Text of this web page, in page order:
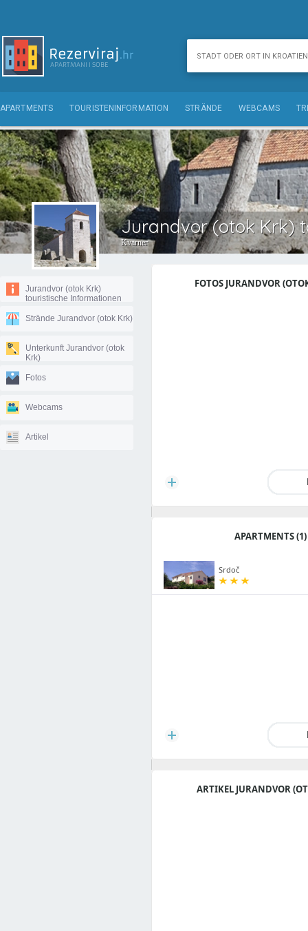
APARTMENTS TOURISTENINFORMATION STRÄNDE WEBCAMS
Jurandvor (otok Krk)
Kvarner
Jurandvor (otok Krk)
touristische Informationen
Strände Jurandvor (otok Krk)
Unterkunft Jurandvor (otok
Krk)
Fotos
Webcams
Artikel
FOTOS JURANDVOR
APARTMENTS (1)
Srdoč
ARTIKEL JURANDVOR